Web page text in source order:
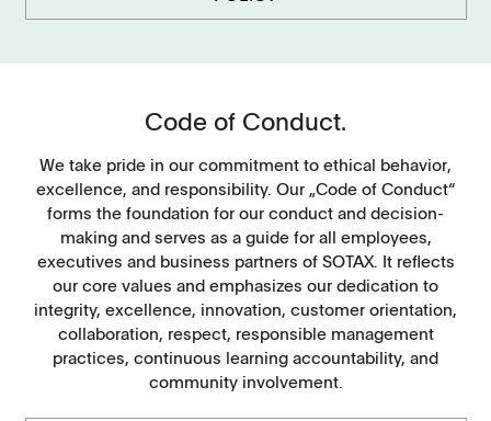
Code of Conduct.
We take pride in our commitment to ethical behavior,
excellence, and responsibility. Our „Code of Conduct“
forms the foundation for our conduct and decision-
making and serves as a guide for all employees,
executives and business partners of SOTAX. It reflects
our core values and emphasizes our dedication to
integrity, excellence, innovation, customer orientation,
collaboration, respect, responsible management
practices, continuous learning accountability, and
community involvement.